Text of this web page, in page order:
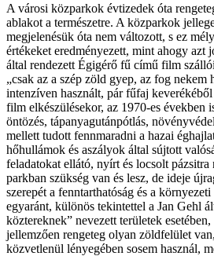
A városi közparkok évtizedek óta
ablakot a természetre. A közparkok
megjelenésük óta nem változott, s ez
értékeket eredményezett, mint ahogy azt
által rendezett Égigérő fű című film
„csak az a szép zöld gyep, az fog nekem
intenzíven használt, pár fűfaj
film elkészülésekor, az 1970-es években
öntözés, tápanyagutánpótlás,
mellett tudott fennmaradni a hazai
hőhullámok és aszályok által sújtott
feladatokat ellátó, nyírt és locsolt
parkban szükség van és lesz, de ideje
szerepét a fenntarthatóság és a
egyaránt, különös tekintettel a Jan Gehl
köztereknek” nevezett területek
jellemzően rengeteg olyan zöldfelület
közvetlenül lényegében sosem használ,